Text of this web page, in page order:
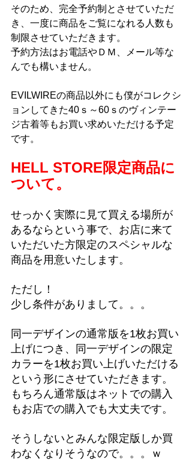
そのため、完全予約制とさせていただ
き、一度に商品をご覧になれる人数も
制限させていただきます。
予約方法はお電話やＤＭ、メール等な
んでも構いません。
EVILWIREの商品以外にも僕がコレクシ
ョンしてきた40ｓ～60ｓのヴィンテー
ジ古着等もお買い求めいただける予定
です。
HELL STORE限定商品に
ついて。
せっかく実際に見て買える場所が
あるならという事で、お店に来て
いただいた方限定のスペシャルな
商品を用意いたします。
ただし！
少し条件がありまして。。。
同一デザインの通常版を1枚お買い
上げにつき、同一デザインの限定
カラーを1枚お買い上げいただける
という形にさせていただきます。
もちろん通常版はネットでの購入
もお店での購入でも大丈夫です。
そうしないとみんな限定版しか買
わなくなりそうなので。。。ｗ